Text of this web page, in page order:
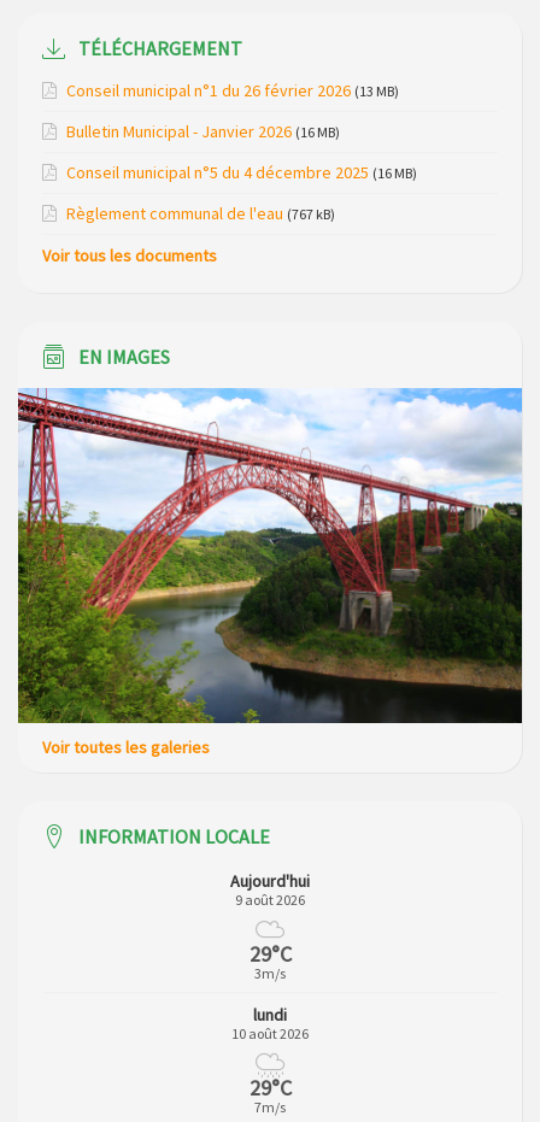
bungalows bois, ses chalets et sa piscine
Réunion d’installation du nouveau conseil municipal à
Campagne de collecte des plastiques agricoles le 22 avril
TÉLÉCHARGEMENT
Conseil municipal n°1 du 26 février 2026 (13 MB)
Bulletin Municipal - Janvier 2026 (16 MB)
Conseil municipal n°5 du 4 décembre 2025 (16 MB)
Règlement communal de l'eau (767 kB)
Voir tous les documents
EN IMAGES
Voir toutes les galeries
INFORMATION LOCALE
Aujourd'hui
9 août 2026
29°C
3m/s
lundi
10 août 2026
29°C
7m/s